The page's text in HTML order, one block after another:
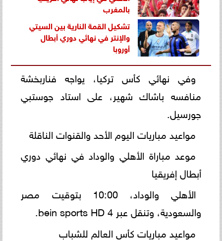
بالمغرب
تشكيل القمة النارية بين السيتي
والإنتر في نهائي دوري أبطال
أوروبا
وفي نهائي كأس تركيا، يواجه فناربخشة
منافسه باشاك شهير، على استاد جوستبي
جورسيل.
مواعيد مباريات اليوم الأحد والقنوات الناقلة
موعد مباراة الأهلي والوداد في نهائي دوري
أبطال إفريقيا
الأهلي والوداد، 10:00 بتوقيت مصر
والسعودية، وتنقل عبر bein sports HD 4.
مواعيد مباريات كأس العالم للشباب